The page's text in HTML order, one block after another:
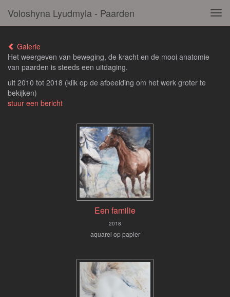
Voloshyna Lyudmyla - Paarden
Galerie
Het weergeven van beweging, de kracht en de mooi anatomie
van paarden is steeds een uitdaging.
uit 2010 tot 2018 (klik op de afbeelding om het werk groter te
bekijken)
stuur een bericht
Een familie
2018
aquarel op papier